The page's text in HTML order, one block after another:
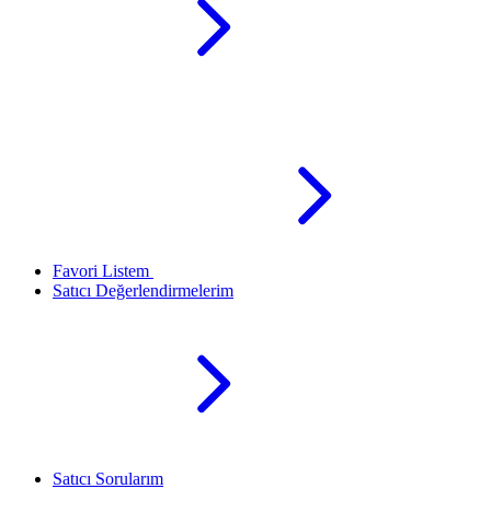
Favori Listem
Satıcı Değerlendirmelerim
Satıcı Sorularım